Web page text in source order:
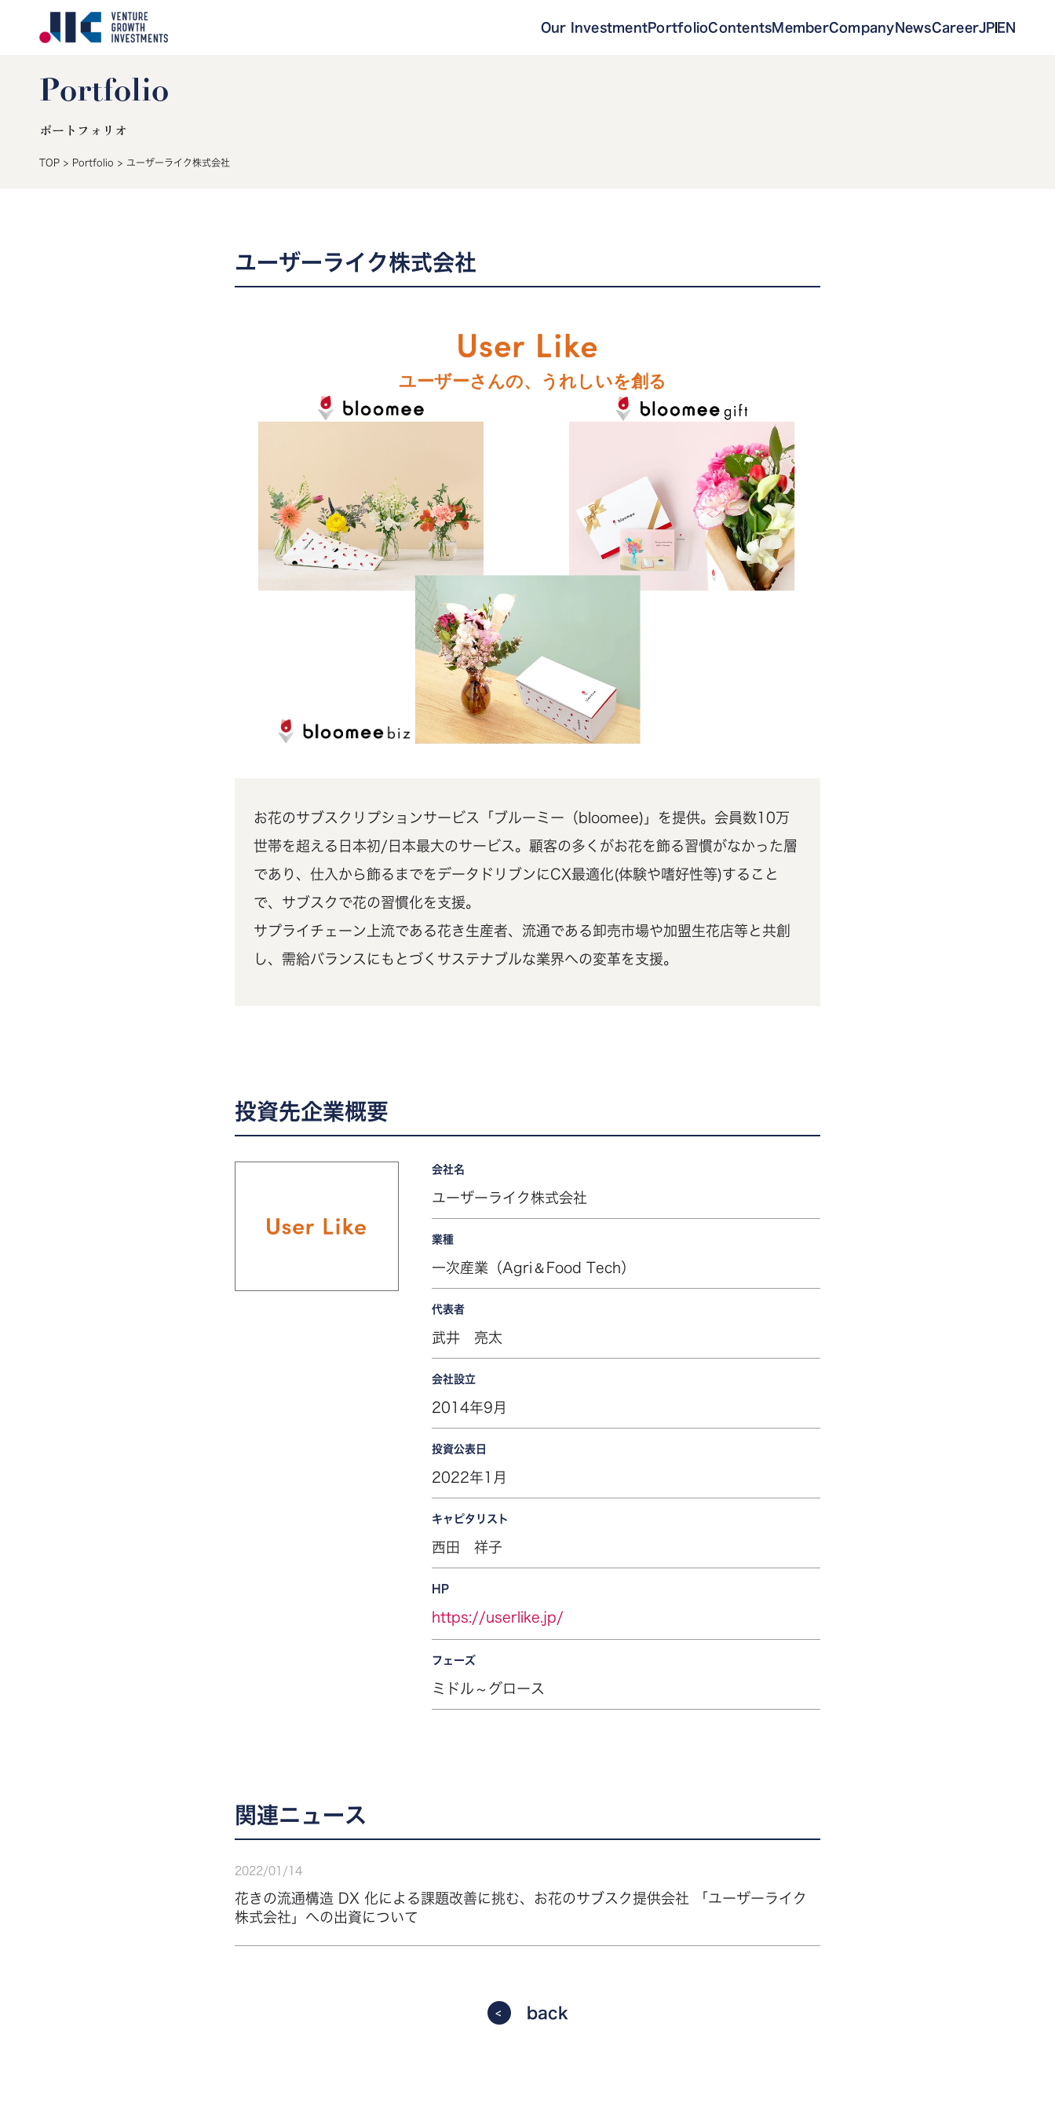
Our InvestmentPortfolioContentsMemberCompanyNewsCareerJP EN
Portfolio
ポートフォリオ
TOP > Portfolio > ユーザーライク株式会社
ユーザーライク株式会社
お花のサブスクリプションサービス「ブルーミー（bloomee)」を提供。会員数10万
世帯を超える日本初/日本最大のサービス。顧客の多くがお花を飾る習慣がなかった層
であり、仕入から飾るまでをデータドリブンにCX最適化(体験や嗜好性等)すること
で、サブスクで花の習慣化を支援。
サプライチェーン上流である花き生産者、流通である卸売市場や加盟生花店等と共創
し、需給バランスにもとづくサステナブルな業界への変革を支援。
投資先企業概要
会社名
ユーザーライク株式会社
業種
一次産業（Agri＆Food Tech）
代表者
武井 亮太
会社設立
2014年9月
投資公表日
2022年1月
キャピタリスト
西田 祥子
HP
https://userlike.jp/
フェーズ
ミドル～グロース
関連ニュース
2022 /01 / 14
花きの流通構造 DX 化による課題改善に挑む、お花のサブスク提供会社 「ユーザーライク
株式会社」への出資について
back